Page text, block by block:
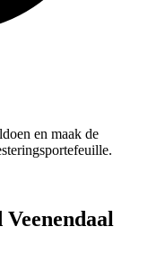
en maak de